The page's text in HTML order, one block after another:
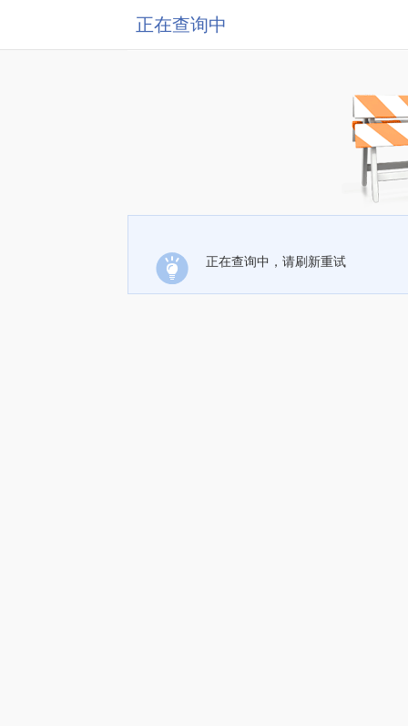
正在查询中
正在查询中，请刷新重试